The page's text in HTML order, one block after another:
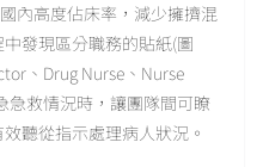
內高度佔床率，減少擁擠混
發現區分職務的貼紙(圖
、Drug Nurse、Nurse
急救情況時，讓團隊間可瞭
聽從指示處理病人狀況。